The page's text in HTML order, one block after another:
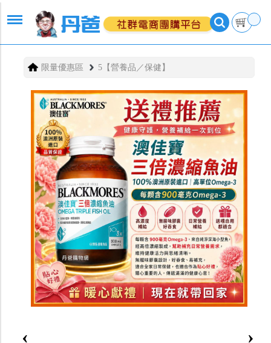
限量優惠區 5【營養品／保健】
‹ ›